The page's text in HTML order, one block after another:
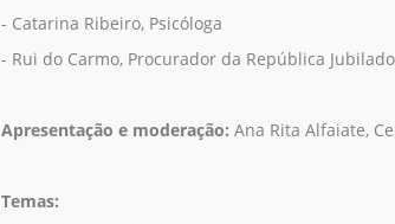
- Catarina Ribeiro, Psicóloga
- Rui do Carmo, Procurador da República Jubilado
Apresentação e moderação: Ana Rita Alfaiate,
Temas: